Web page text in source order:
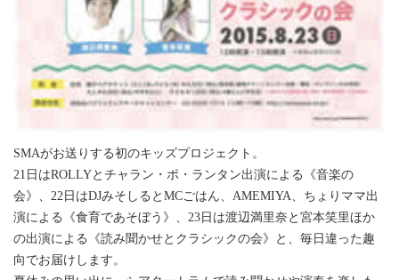
SMAがお送りする初のキッズプロジェクト。
21日はROLLYとチャラン・ポ・ランタン出演による《音楽の
会》、22日はDJみそしるとMCごはん、AMEMIYA、ちょりママ出
演による《食育であそぼう》、23日は渡辺満里奈と宮本笑里ほか
の出演による《読み聞かせとクラシックの会》と、毎日違った趣
向でお届けします。